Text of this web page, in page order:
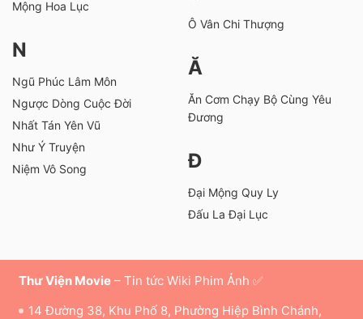
Mộng Hoa Lục
N
Ngũ Phúc Lâm Môn
Ngược Dòng Cuộc Đời
Nhất Tán Yên Vũ
Như Ý Truyện
Niệm Vô Song
Ô Vân Chi Thượng
Ă
Ăn Cơm Chạy Bộ Cùng Yêu
Đương
Đ
Đại Mộng Quy Ly
Đấu La Đại Lục
Thư Viện Movie– Tin tức Wiki Phim Ảnh ✅
14 Đường 38, Khu Phố 8, Phường Hiệp Bình Chánh,